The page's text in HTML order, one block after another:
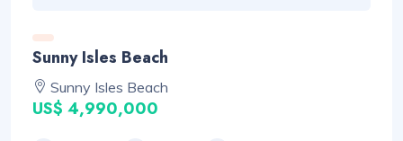
Sunny Isles Beach
Sunny Isles Beach
US$ 4,990,000